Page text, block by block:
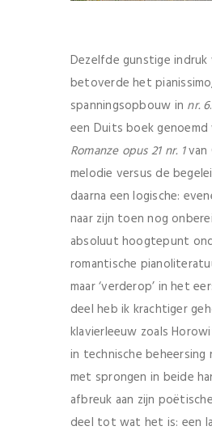
Dezelfde gunstige
betoverde het
spanningsopbouw in nr. 6
een Duits boek
Romanze opus 21 nr. 1
melodie versus de
daarna een logische:
naar zijn toen nog
absoluut hoogtepunt
romantische
maar ‘verderop’ in het
deel heb ik krachtiger
klavierleeuw zoals
in technische
met sprongen in beide
afbreuk aan zijn
deel tot wat het is: een